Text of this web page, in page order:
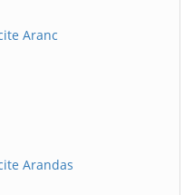
Aranc
Arandas